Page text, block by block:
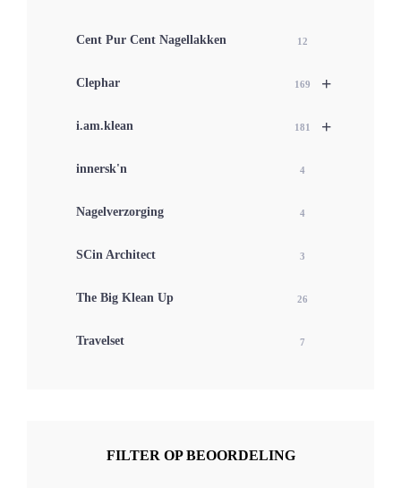
Cent Pur Cent Nagellakken 12
+
Clephar 169
+
i.am.klean 181
innersk'n 4
Nagelverzorging 4
SCin Architect 3
The Big Klean Up 26
Travelset 7
FILTER OP BEOORDELING